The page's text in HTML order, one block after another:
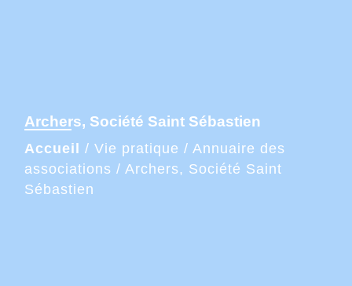
Archers, Société Saint Sébastien
Accueil / Vie pratique / Annuaire des
associations / Archers, Société Saint
Sébastien